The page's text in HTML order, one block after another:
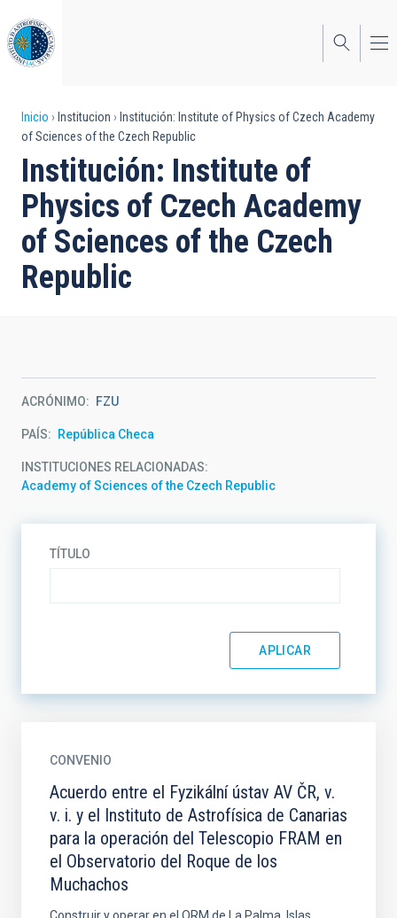
al
contenido
principal
Sobrescribir
enlaces
de
ayuda
a
la
Inicio Institucion
Institución: Institute of Physics of Czech Academy
of Sciences of the Czech Republic
Institución: Institute of
Physics of Czech Academy
of Sciences of the Czech
Republic
ACRÓNIMO FZU
PAÍS República Checa
INSTITUCIONES RELACIONADAS
Academy of Sciences of the Czech Republic
TÍTULO
CONVENIO
Acuerdo entre el Fyzikální ústav AV ČR, v.
v. i. y el Instituto de Astrofísica de Canarias
para la operación del Telescopio FRAM en
el Observatorio del Roque de los
Muchachos